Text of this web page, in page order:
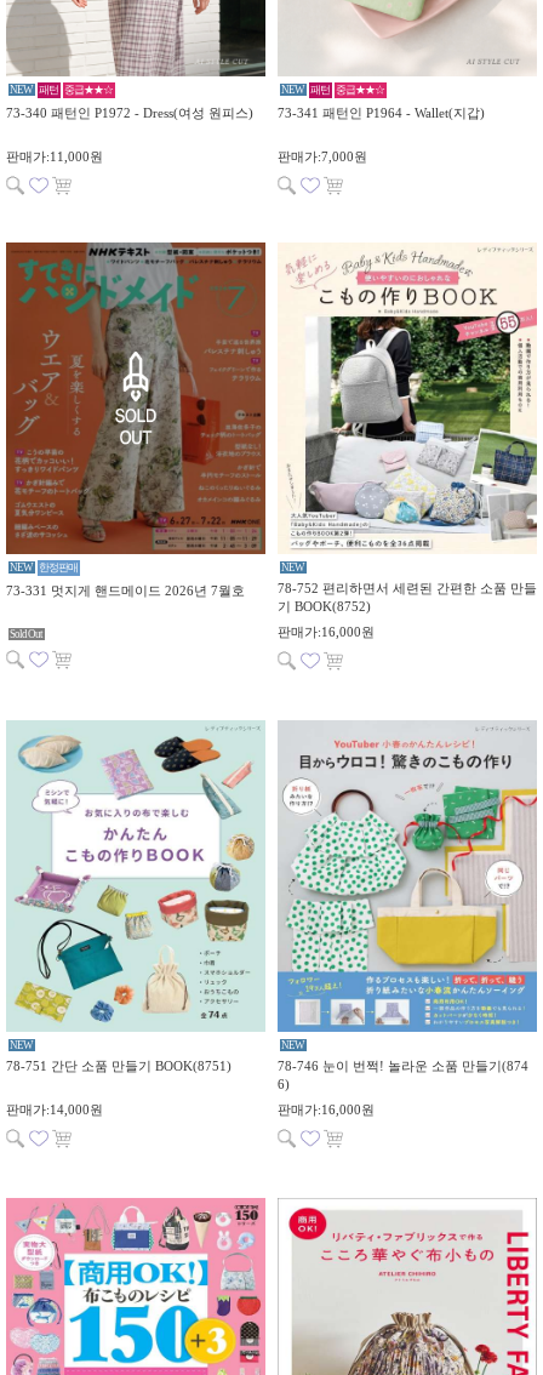
NEW 패턴 중급★★☆
73-340 패턴인 P1972 - Dress(여성 원피스)
판매가:11,000원
NEW 패턴 중급★★☆
73-341 패턴인 P1964 - Wallet(지갑)
판매가:7,000원
NEW 한정판매
73-331 멋지게 핸드메이드 2026년 7월호
Sold Out
NEW
78-752 편리하면서 세련된 간편한 소품 만들
기 BOOK(8752)
판매가:16,000원
NEW
78-751 간단 소품 만들기 BOOK(8751)
판매가:14,000원
NEW
78-746 눈이 번쩍! 놀라운 소품 만들기(874
6)
판매가:16,000원